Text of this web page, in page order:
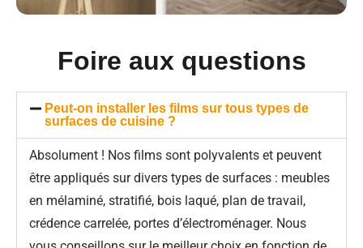
Foire aux questions
Peut-on installer les films sur tous types de
surfaces de cuisine ?
Absolument ! Nos films sont polyvalents et peuvent
être appliqués sur divers types de surfaces : meubles
en mélaminé, stratifié, bois laqué, plan de travail,
crédence carrelée, portes d’électroménager. Nous